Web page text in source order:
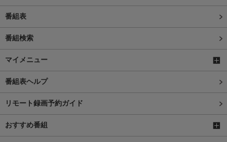
番組表
番組検索
マイメニュー
番組表ヘルプ
リモート録画予約ガイド
おすすめ番組